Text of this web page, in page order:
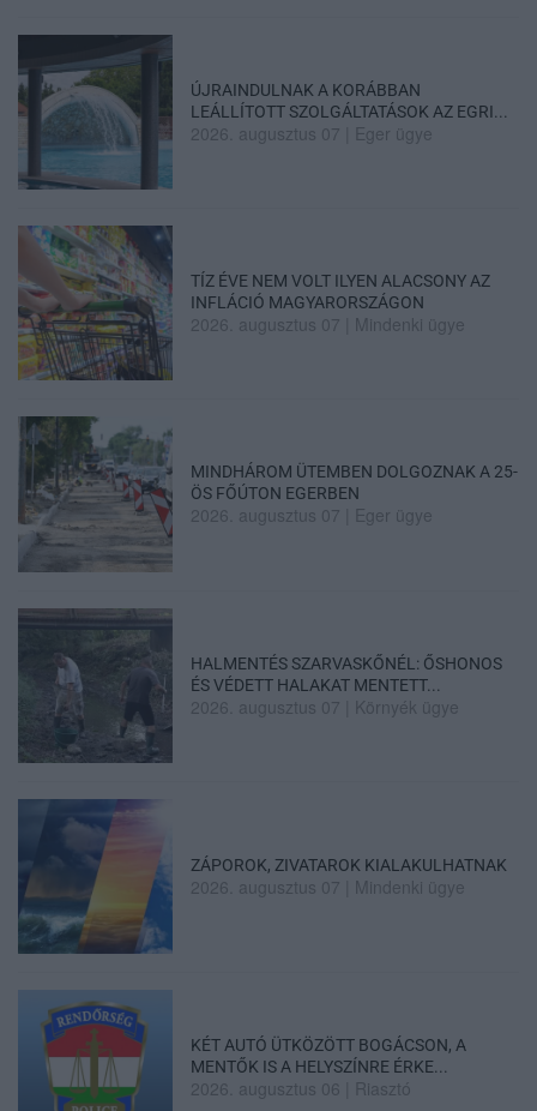
ÚJRAINDULNAK A KORÁBBAN
LEÁLLÍTOTT SZOLGÁLTATÁSOK AZ EGRI...
2026. augusztus 07 Eger ügye
TÍZ ÉVE NEM VOLT ILYEN ALACSONY AZ
INFLÁCIÓ MAGYARORSZÁGON
2026. augusztus 07 Mindenki ügye
MINDHÁROM ÜTEMBEN DOLGOZNAK A 25-
ÖS FŐÚTON EGERBEN
2026. augusztus 07 Eger ügye
HALMENTÉS SZARVASKŐNÉL: ŐSHONOS
ÉS VÉDETT HALAKAT MENTETT...
2026. augusztus 07 Környék ügye
ZÁPOROK, ZIVATAROK KIALAKULHATNAK
2026. augusztus 07 Mindenki ügye
KÉT AUTÓ ÜTKÖZÖTT BOGÁCSON, A
MENTŐK IS A HELYSZÍNRE ÉRKE...
2026. augusztus 06 Riasztó